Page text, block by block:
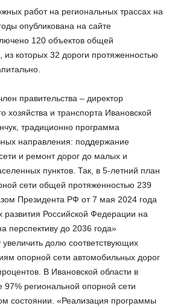
работ на региональных трассах на
опубликована на сайте
120 объектов общей
которых 32 дороги протяженностью
правительства – директор
хозяйства и транспорта Ивановской
традиционно программа
направления: поддержание
и ремонт дорог до малых и
пунктов. Так, в 5-летний план
сети общей протяженностью 239
Президента РФ от 7 мая 2024 года
Российской Федерации на
перспективу до 2036 года»
долю соответствующих
опорной сети автомобильных дорог
В Ивановской области в
региональной опорной сети
состоянии. «Реализация программы